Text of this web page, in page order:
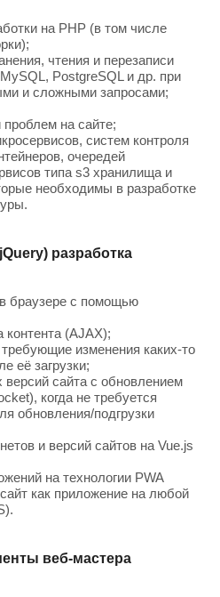
на PHP (в том числе
чтения и перезаписи
PostgreSQL и др. при
и сложными запросами;
на сайте;
систем контроля
очередей
типа s3 хранилища и
необходимы в разработке
разработка
с помощью
контента (AJAX);
изменения каких-то
её загрузки;
сайта с обновлением
когда не требуется
обновления/подгрузки
и версий сайтов на Vue.js
на технологии PWA
как приложение на любой
веб-мастера